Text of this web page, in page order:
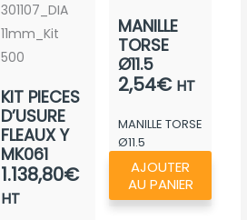
301107_DIA
11mm_Kit
500
KIT PIECES
D’USURE
FLEAUX Y
MK061
1.138,80€
HT
MANILLE
TORSE
Ø11.5
2,54€ HT
MANILLE TORSE
Ø11.5
AJOUTER
AU PANIER